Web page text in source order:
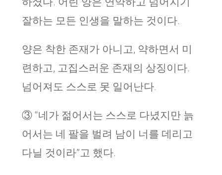
잘하는 모든 인생을 말하는 것이다.
양은 착한 존재가 아니고, 약하면서 미
련하고, 고집스러운 존재의 상징이다.
넘어져도 스스로 못 일어난다.
③ “네가 젊어서는 스스로 다녔지만 늙
어서는 네 팔을 벌려 남이 너를 데리고
다닐 것이라”고 했다.